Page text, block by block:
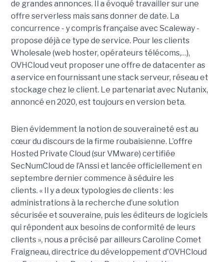
de grandes annonces. Il a évoqué travailler sur une
offre serverless mais sans donner de date. La
concurrence - y compris française avec Scaleway -
propose déjà ce type de service. Pour les clients
Wholesale (web hoster, opérateurs télécoms,…),
OVHCloud veut proposer une offre de datacenter as
a service en fournissant une stack serveur, réseau et
stockage chez le client. Le partenariat avec Nutanix,
annoncé en 2020, est toujours en version beta.
Bien évidemment la notion de souveraineté est au
cœur du discours de la firme roubaisienne. L’offre
Hosted Private Cloud (sur VMware) certifiée
SecNumCloud de l’Anssi et lancée officiellement en
septembre dernier commence à séduire les
clients. « Il y a deux typologies de clients : les
administrations à la recherche d’une solution
sécurisée et souveraine, puis les éditeurs de logiciels
qui répondent aux besoins de conformité de leurs
clients », nous a précisé par ailleurs Caroline Comet
Fraigneau, directrice du développement d'OVHCloud